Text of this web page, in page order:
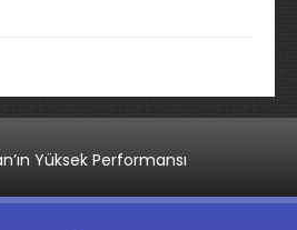
Yüksek Performansı